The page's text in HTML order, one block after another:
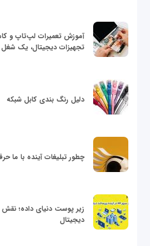
آموزش تعمیرات لپ‌تاپ و
تجهیزات دیجیتال، یک شغل
دلیل رنگ بندی کابل شبکه
چطور تبلیغات آینده با ما
دیجیتال